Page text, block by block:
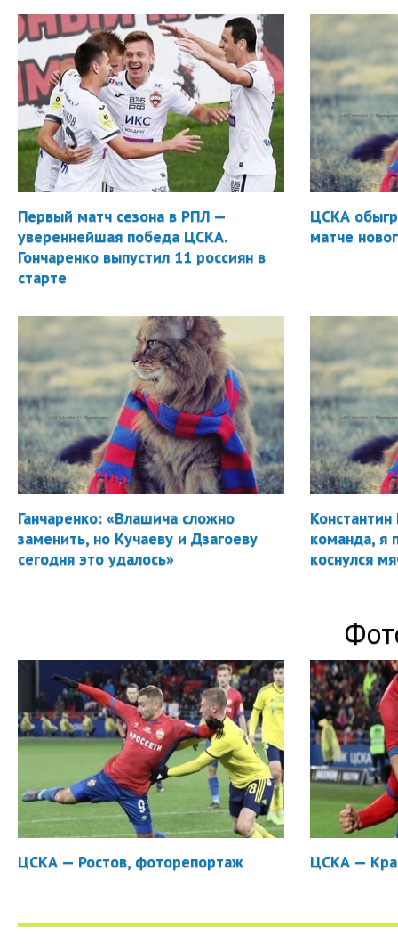
Первый матч сезона в РПЛ —
увереннейшая победа ЦСКА.
Гончаренко выпустил 11 россиян в
старте
ЦСКА
матче
Ганчаренко: «Влашича сложно
заменить, но Кучаеву и Дзагоеву
сегодня это удалось»
Константин
команда, я
коснулся
ЦСКА — Ростов, фоторепортаж ЦСКА —